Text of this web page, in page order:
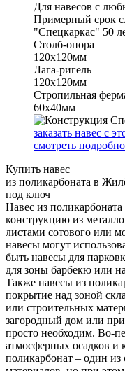
Для навесов с
Примерный срок
"Спецкаркас" 50
Столб-опора
120х120мм
Лага-ригель
120х120мм
Стропильная
60х40мм
заказать навес с
смотреть подробно
Купить навес
из поликарбоната в
под ключ
Навес из
конструкцию из
листами сотового или
навесы могут
быть навесы для
для зоны барбекю или
Также навесы из
покрытие над зоной
или строительных
загородный дом или
просто необходим. Во-
атмосферных осадков и
поликарбонат – один